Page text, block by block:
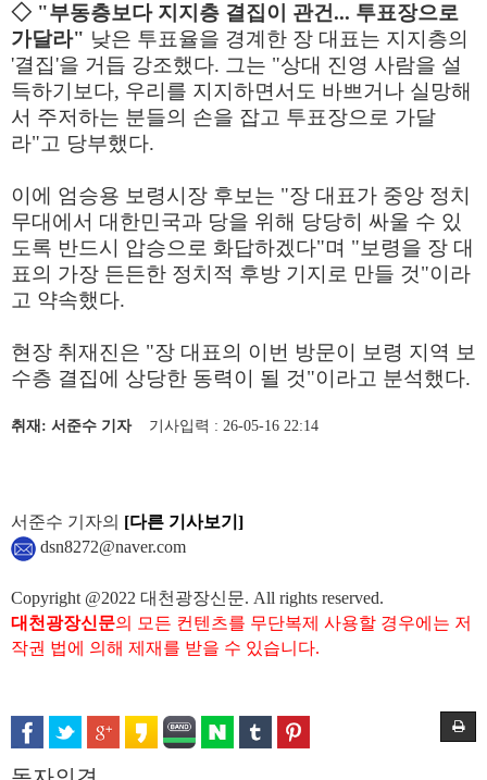
◇ "부동층보다 지지층 결집이 관건... 투표장으로
가달라" 낮은 투표율을 경계한 장 대표는 지지층의
'결집'을 거듭 강조했다. 그는 "상대 진영 사람을 설
득하기보다, 우리를 지지하면서도 바쁘거나 실망해
서 주저하는 분들의 손을 잡고 투표장으로 가달
라"고 당부했다.
이에 엄승용 보령시장 후보는 "장 대표가 중앙 정치
무대에서 대한민국과 당을 위해 당당히 싸울 수 있
도록 반드시 압승으로 화답하겠다"며 "보령을 장 대
표의 가장 든든한 정치적 후방 기지로 만들 것"이라
고 약속했다.
현장 취재진은 "장 대표의 이번 방문이 보령 지역 보
수층 결집에 상당한 동력이 될 것"이라고 분석했다.
취재: 서준수 기자기사입력 : 26-05-16 22:14
서준수 기자의 [다른 기사보기]
dsn8272@naver.com
Copyright @2022 대천광장신문. All rights reserved.
대천광장신문의 모든 컨텐츠를 무단복제 사용할 경우에는 저
작권 법에 의해 제재를 받을 수 있습니다.